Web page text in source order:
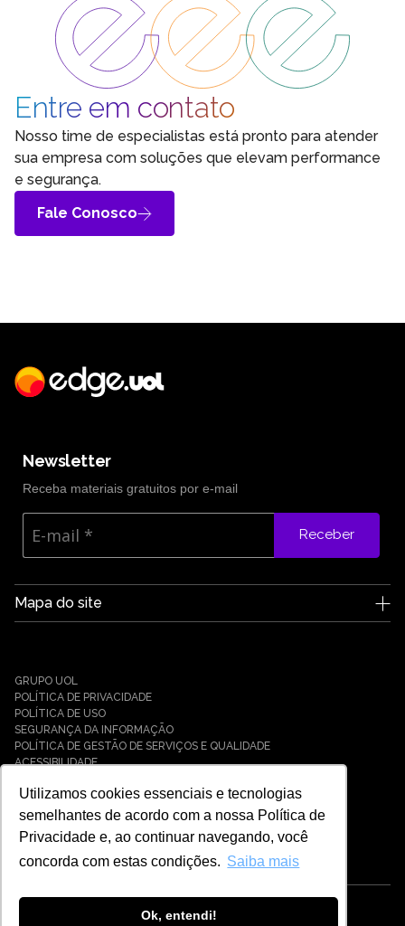
Utilizamos cookies essenciais e tecnologias
semelhantes de acordo com a nossa Política de
Privacidade e, ao continuar navegando, você
concorda com estas condições. Saiba mais
Ok, entendi!
Entre em contato
Nosso time de especialistas está pronto para atender
sua empresa com soluções que elevam performance
e segurança.
Fale Conosco
Newsletter
Receba materiais gratuitos por e-mail
Receber
Mapa do site
Notícias
Parceiros
Cases
Soluções
Cyber Resilience
Cyber Governance
Hybrid Cloud & Infrastructure
Payment Solutions
GRUPO UOL
POLÍTICA DE PRIVACIDADE
POLÍTICA DE USO
SEGURANÇA DA INFORMAÇÃO
POLÍTICA DE GESTÃO DE SERVIÇOS E QUALIDADE
ACESSIBILIDADE
© EDGE UOL - 2021 - 2026 - TODOS OS DIREITOS RESERVADOS